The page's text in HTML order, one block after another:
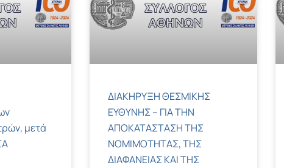
μετά
ΔΙΑΚΗΡΥΞΗ ΘΕΣΜΙΚΗΣ
ΕΥΘΥΝΗΣ – ΓΙΑ ΤΗΝ
ΑΠΟΚΑΤΑΣΤΑΣΗ ΤΗΣ
ΝΟΜΙΜΟΤΗΤΑΣ, ΤΗΣ
ΔΙΑΦΑΝΕΙΑΣ ΚΑΙ ΤΗΣ